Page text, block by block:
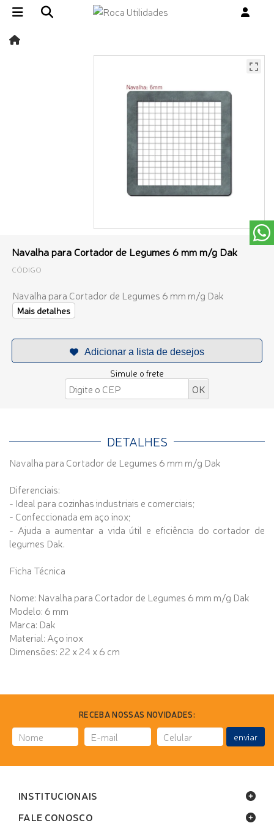
Navalha para Cortador de Legumes 6 mm m/g Dak
CÓDIGO
Navalha para Cortador de Legumes 6 mm m/g Dak
Mais detalhes
Simule o frete
DETALHES
Navalha para Cortador de Legumes 6 mm m/g Dak
Diferenciais:
- Ideal para cozinhas industriais e comerciais;
- Confeccionada em aço inox;
- Ajuda a aumentar a vida útil e eficiência do cortador de
legumes Dak.
Ficha Técnica
Nome: Navalha para Cortador de Legumes 6 mm m/g Dak
Modelo: 6 mm
Marca: Dak
Material: Aço inox
Dimensões: 22 x 24 x 6 cm
RECEBA NOSSAS NOVIDADES:
enviar
INSTITUCIONAIS
FALE CONOSCO